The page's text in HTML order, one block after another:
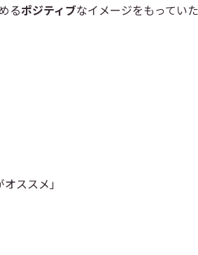
るポジティブなイメージをもってい
ススメ」